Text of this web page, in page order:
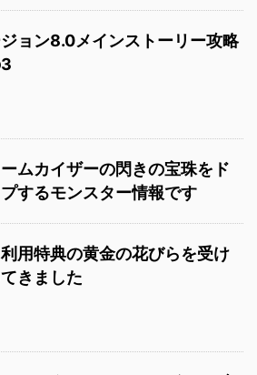
ョン8.0メインストーリー攻略
ムカイザーの閃きの宝珠をド
するモンスター情報です
用特典の黄金の花びらを受け
きました